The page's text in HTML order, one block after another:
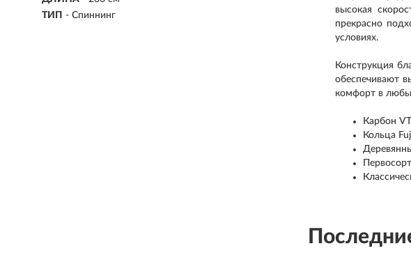
ТИП - Спиннинг
высокая
прекрасно
условиях.
Конструкция
обеспечивают
комфорт в
Карбон
Кольца